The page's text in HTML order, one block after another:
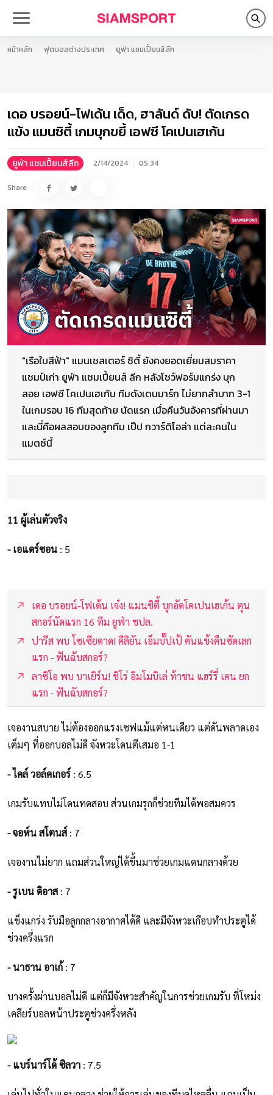
หน้าหลัก ฟุตบอลต่างประเทศ ยูฟ่า แชมเปี้ยนส์ลีก
เดอ บรอยน์-โฟเด้น เด็ด, ฮาลันด์ ดับ! ตัดเกรด
แข้ง แมนซิตี้ เกมบุกขยี้ เอฟซี โคเปนเฮเก้น
ยูฟ่า แชมเปี้ยนส์ลีก 2/14/2024 05:34
Share
"เรือใบสีฟ้า" แมนเชสเตอร์ ซิตี้ ยังคงยอดเยี่ยมสมราคา
แชมป์เก่า ยูฟ่า แชมเปี้ยนส์ ลีก หลังโชว์ฟอร์มแกร่ง บุก
สอย เอฟซี โคเปนเฮเก้น ทีมดังเดนมาร์ก ไม่ยากลำบาก 3-1
ในเกมรอบ 16 ทีมสุดท้าย นัดแรก เมื่อคืนวันอังคารที่ผ่านมา
และนี่คือผลสอบของลูกทีม เป๊ป กวาร์ดิโอล่า แต่ละคนใน
แมตช์นี้
11 ผู้เล่นตัวจริง
- เอแดร์ซอน : 5
เดอ บรอยน์-โฟเด้น เจ๋ง! แมนซิตี้ บุกอัดโคเปนเฮเก้น ตุน
สกอร์นัดแรก 16 ทีม ยูฟ่า ชปล.
ปารีส พบ โซเซียดาด! คีลิยัน เอ็มบั๊ปเป้ คันแข้งคืนซัดเลก
แรก - ฟันฉับสกอร์?
ลาซิโอ พบ บาเยิร์น! ชิโร่ อิมโมบิเล่ ท้าชน แฮร์รี่ เคน ยก
แรก - ฟันฉับสกอร์?
เจองานสบาย ไม่ต้องออกแรงเซฟแม้แต่หนเดียว แต่ดันพลาดเอง
เต็มๆ ที่ออกบอลไม่ดี จังหวะโดนตีเสมอ 1-1
- ไคล์ วอล์คเกอร์ : 6.5
เกมรับแทบไม่โดนทดสอบ ส่วนเกมรุกก็ช่วยทีมได้พอสมควร
- จอห์น สโตนส์ : 7
เจองานไม่ยาก แถมส่วนใหญ่ได้ขึ้นมาช่วยเกมแดนกลางด้วย
- รูเบน ดิอาส : 7
แข็งแกร่ง รับมือลูกกลางอากาศได้ดี และมีจังหวะเกือบทำประตูได้
ช่วงครึ่งแรก
- นาธาน อาเก้: 7
บางครั้งผ่านบอลไม่ดี แต่ก็มีจังหวะสำคัญในการช่วยเกมรับ ที่โหม่ง
เคลียร์บอลหน้าประตูช่วงครึ่งหลัง
- แบร์นาร์โด้ ซิลวา : 7.5